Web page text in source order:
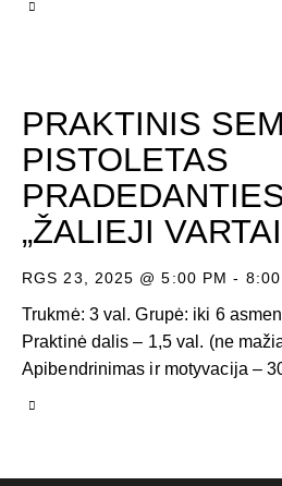
PRAKTINIS
PISTOLETAS
„ŽALIEJI
RGS 23, 2025 @ 5:00 PM -
Trukmė: 3 val. Grupė: iki 6
Praktinė dalis – 1,5 val. (ne
Apibendrinimas ir motyvacija –